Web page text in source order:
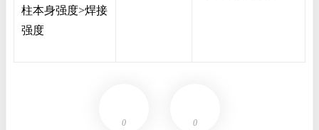
柱本身强度>焊接
强度
0 0